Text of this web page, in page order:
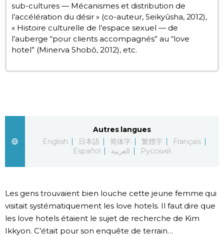
Tokyo
sub-cultures — Mécanismes et distribution de
l’accélération du désir » (co-auteur, Seikyûsha, 2012),
« Histoire culturelle de l’espace sexuel — de
l’auberge “pour clients accompagnés” au “love
hotel” (Minerva Shobô, 2012), etc.
Autres langues
English
日本語 简体字 繁體字
Français
Español
العربية Русский
Les gens trouvaient bien louche cette jeune femme qui
visitait systématiquement les love hotels. Il faut dire que
les love hotels étaient le sujet de recherche de Kim
Ikkyon. C’était pour son enquête de terrain…